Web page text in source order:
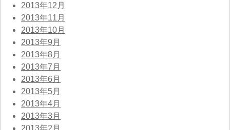
2013年12月
2013年11月
2013年10月
2013年9月
2013年8月
2013年7月
2013年6月
2013年5月
2013年4月
2013年3月
2013年2月